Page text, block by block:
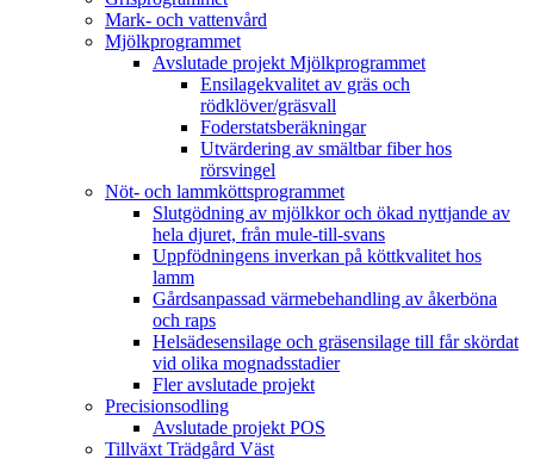
Mark- och vattenvård
Mjölkprogrammet
Avslutade projekt Mjölkprogrammet
Ensilagekvalitet av gräs och
rödklöver/gräsvall
Foderstatsberäkningar
Utvärdering av smältbar fiber hos
rörsvingel
Nöt- och lammköttsprogrammet
Slutgödning av mjölkkor och ökad nyttjande av
hela djuret, från mule-till-svans
Uppfödningens inverkan på köttkvalitet hos
lamm
Gårdsanpassad värmebehandling av åkerböna
och raps
Helsädesensilage och gräsensilage till får skördat
vid olika mognadsstadier
Fler avslutade projekt
Precisionsodling
Avslutade projekt POS
Tillväxt Trädgård Väst